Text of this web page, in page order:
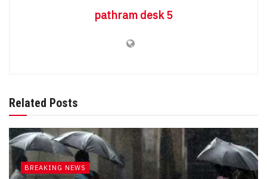
pathram desk 5
Related Posts
BREAKING NEWS